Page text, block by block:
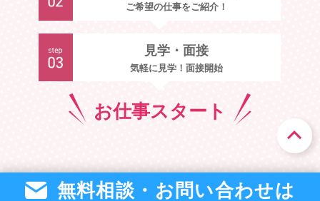
ご希望の仕事をご紹介！
見学・面接
気軽に見学！面接開始
お仕事スタート
無料相談・お問い合わせは